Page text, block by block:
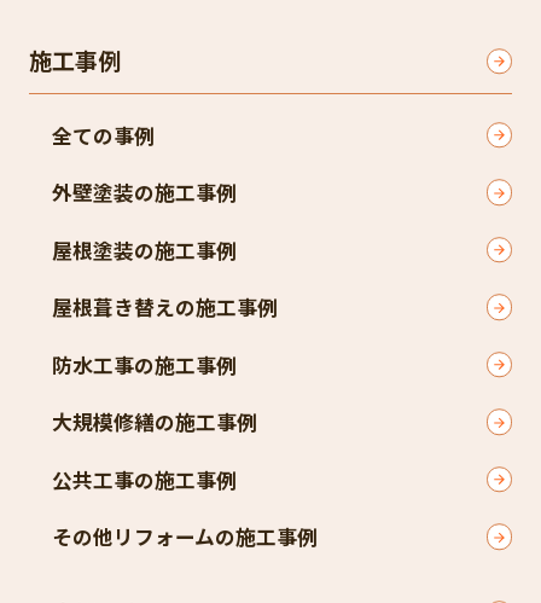
施工事例
全ての事例
外壁塗装の施工事例
屋根塗装の施工事例
屋根葺き替えの施工事例
防水工事の施工事例
大規模修繕の施工事例
公共工事の施工事例
その他リフォームの施工事例